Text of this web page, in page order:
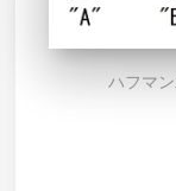
ハフマ